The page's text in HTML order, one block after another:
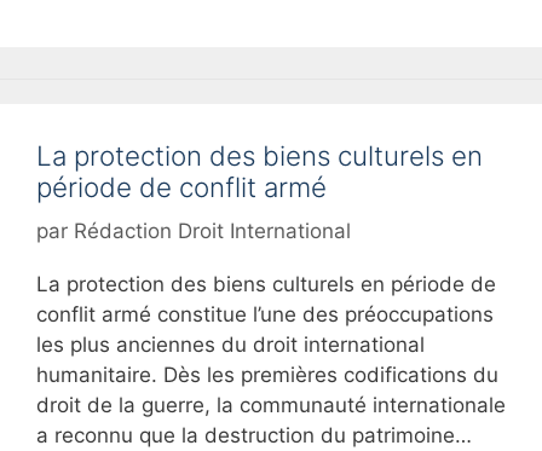
La protection des biens culturels en
période de conflit armé
par Rédaction Droit International
La protection des biens culturels en période de
conflit armé constitue l’une des préoccupations
les plus anciennes du droit international
humanitaire. Dès les premières codifications du
droit de la guerre, la communauté internationale
a reconnu que la destruction du patrimoine…